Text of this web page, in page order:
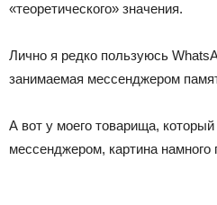
«теоретического» значения.
Лично я редко пользуюсь
занимаемая мессенджером
А вот у моего товарища, который
мессенджером, картина намного